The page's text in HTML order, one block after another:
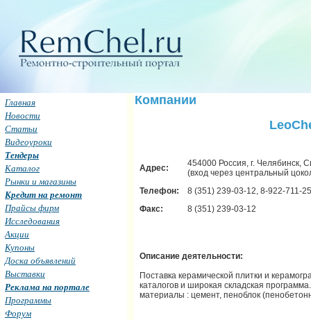
Компании
Адрес:
454000 Россия, г. Челябинск,
(вход через центральный
Телефон:
8 (351) 239-03-12, 8-922-711-
Факс:
8 (351) 239-03-12
Описание деятельности:
Поставка керамической плитки и
каталогов и широкая складская
материалы : цемент, пеноблок
Главная
Новости
Статьи
Видеоуроки
Тендеры
Каталог
Рынки и магазины
Кредит на ремонт
Прайсы фирм
Исследования
Акции
Купоны
Доска объявлений
Выставки
Реклама на портале
Программы
Форум